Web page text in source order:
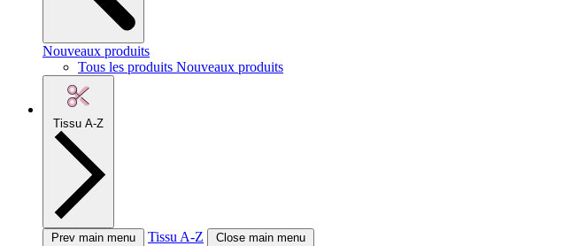
Nouveaux produits
Tous les produits Nouveaux produits
Tissu A-Z
Prev main menu Tissu A-Z Close main menu